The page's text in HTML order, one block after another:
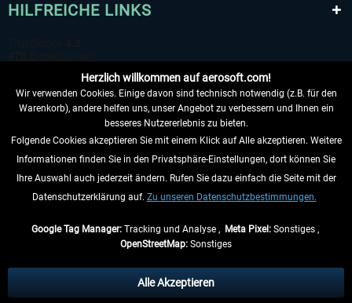
HILFREICHE LINKS
VERTRAG WIDERRUFEN
INFORMATIONEN
anders beschrieben.
** Gilt für Lieferungen innerhalb Deutschlands, Lieferzeiten für andere Länder
Herzlich willkommen auf aerosoft.com!
Wir verwenden Cookies. Einige davon sind technisch notwendig (z.B. für den
Warenkorb), andere helfen uns, unser Angebot zu verbessern und Ihnen ein
besseres Nutzererlebnis zu bieten.
Folgende Cookies akzeptieren Sie mit einem Klick auf Alle akzeptieren. Weitere
Informationen finden Sie in den Privatsphäre-Einstellungen, dort können Sie
Ihre Auswahl auch jederzeit ändern. Rufen Sie dazu einfach die Seite mit der
Datenschutzerklärung auf. Zu unseren Datenschutzbestimmungen.
Google Tag Manager:Tracking und Analyse , Meta Pixel:Sonstiges ,
OpenStreetMap: Sonstiges
Alle Akzeptieren